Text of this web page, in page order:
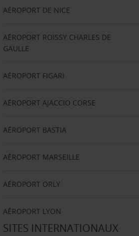
AÉROPORT DE NICE
AÉROPORT ROISSY CHARLES DE
GAULLE
AÉROPORT FIGARI
AÉROPORT AJACCIO CORSE
AÉROPORT BASTIA
AÉROPORT MARSEILLE
AÉROPORT ORLY
AÉROPORT LYON
SITES INTERNATIONAUX